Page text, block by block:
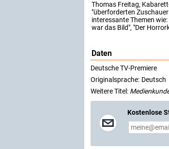
Thomas Freitag,
"überforderten
interessante Themen
war das Bild", "Der
Daten
Deutsche TV-Premiere
Originalsprache: Deutsch
Weitere Titel:
Kostenlose